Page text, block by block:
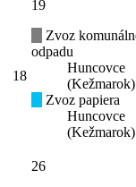
18
19
Zvoz
odpadu
Huncovce
(Kežmarok)
Zvoz papiera
Huncovce
(Kežmarok)
26